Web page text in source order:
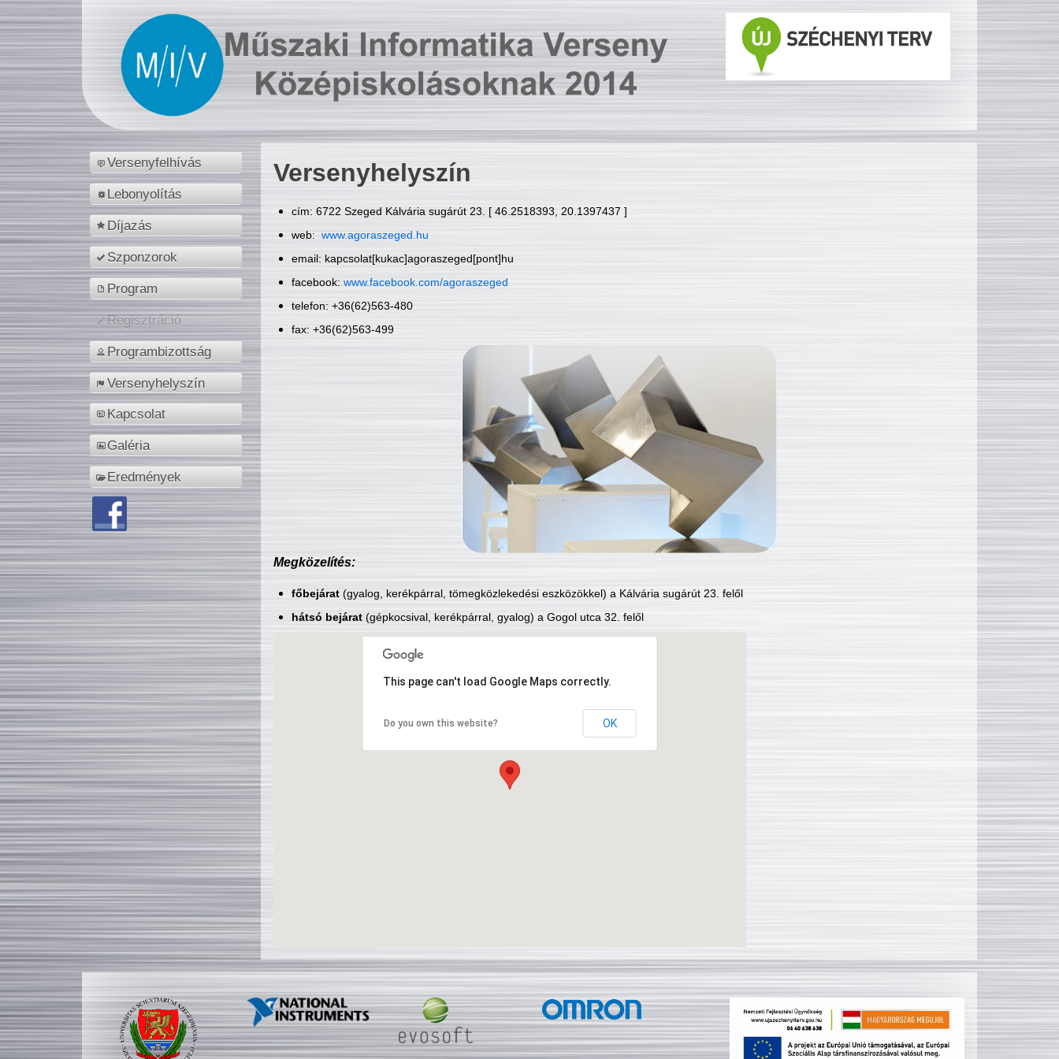
Versenyfelhívás
Lebonyolítás
Díjazás
Szponzorok
Program
Regisztráció
Programbizottság
Versenyhelyszín
Kapcsolat
Galéria
Eredmények
Versenyhelyszín
cím: 6722 Szeged Kálvária sugárút 23. [ 46.2518393, 20.1397437 ]
web: www.agoraszeged.hu
email: kapcsolat[kukac]agoraszeged[pont]hu
facebook: www.facebook.com/agoraszeged
telefon: +36(62)563-480
fax: +36(62)563-499
Megközelítés:
főbejárat(gyalog, kerékpárral, tömegközlekedési eszközökkel) a Kálvária sugárút 23. felől
hátsó bejárat(gépkocsival, kerékpárral, gyalog) a Gogol utca 32. felől
This page can't load Google Maps correctly.
Do you own this website? OK